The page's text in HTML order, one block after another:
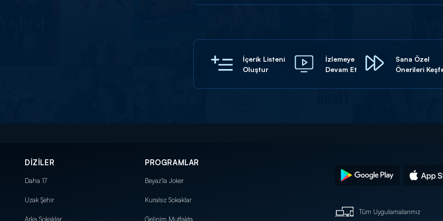
İçerik Listeni
Oluştur
İzlemeye
Devam Et
Sana Özel
Önerileri
DİZİLER
Daha 17
Uzak Şehir
Arka Sokaklar
PROGRAMLAR
Beyaz'la Joker
Kuralsız Sokaklar
Gelinim Mutfakta
Tüm Uygulamalarımız